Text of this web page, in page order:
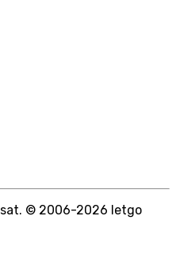
sat. © 2006-2026 letgo